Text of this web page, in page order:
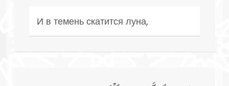
И в темень скатится луна,